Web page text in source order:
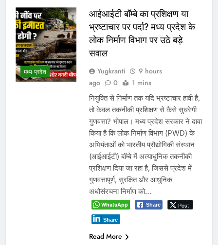
मध्य प्रदेश
आईआईटी बॉम्बे का प्रशिक्षण या
भ्रष्टाचार पर पर्दा? मध्य प्रदेश के
लोक निर्माण विभाग पर उठे बड़े
सवाल
Yugkranti
9 hours
ago
0 1 mins
नियुक्ति से निर्माण तक यदि भ्रष्टाचार हावी है,
तो केवल तकनीकी प्रशिक्षण से कैसे सुधरेगी
गुणवत्ता? भोपाल। मध्य प्रदेश सरकार ने दावा
किया है कि लोक निर्माण विभाग (PWD) के
अभियंताओं को भारतीय प्रौद्योगिकी संस्थान
(आईआईटी) बॉम्बे में अत्याधुनिक तकनीकी
प्रशिक्षण दिया जा रहा है, जिससे प्रदेश में
गुणवत्तापूर्ण, सुरक्षित और आधुनिक
अधोसंरचना निर्माण को…
WhatsApp Share Post
Share
Read More